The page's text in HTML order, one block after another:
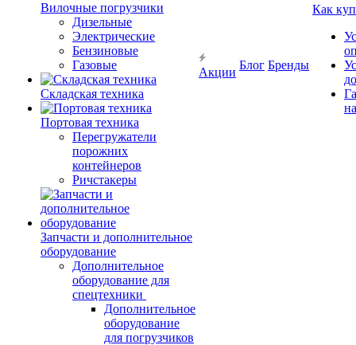
Вилочные погрузчики
Дизельные
Электрические
Бензиновые
Газовые
Складская техника
Портовая техника
Перегружатели
порожних
контейнеров
Ричстакеры
Запчасти и дополнительное
оборудование
Дополнительное
оборудование для
спецтехники
Дополнительное
оборудование
для погрузчиков
Акции
Блог Бренды
Как